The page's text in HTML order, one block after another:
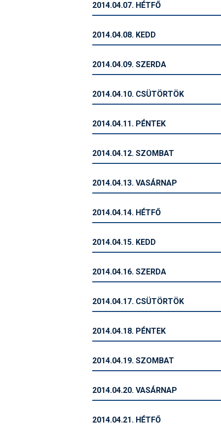
2014.04.07. HÉTFŐ
2014.04.08. KEDD
2014.04.09. SZERDA
2014.04.10. CSÜTÖRTÖK
2014.04.11. PÉNTEK
2014.04.12. SZOMBAT
2014.04.13. VASÁRNAP
2014.04.14. HÉTFŐ
2014.04.15. KEDD
2014.04.16. SZERDA
2014.04.17. CSÜTÖRTÖK
2014.04.18. PÉNTEK
2014.04.19. SZOMBAT
2014.04.20. VASÁRNAP
2014.04.21. HÉTFŐ